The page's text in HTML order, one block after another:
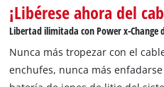
¡Libérese ahora del
Libertad ilimitada con Power x-Change
Nunca más tropezar con el
enchufes, nunca más